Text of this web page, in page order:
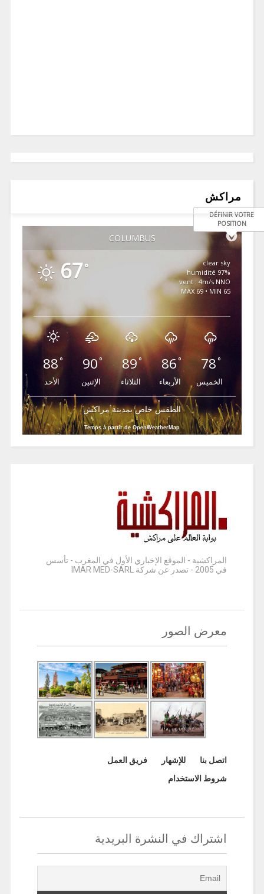
مراكش
COLUMBUS
DÉFINIR VOTRE
POSITION
67 °
clear sky
97% humidité
vent : 4m/s NNO
MAX 69 • MIN 65
88°
الأحد
90°
الإثنين
89°
الثلاثاء
86°
الأربعاء
78°
الخميس
الطقس خاص بمدينة مراكش
Temps à partir de OpenWeatherMap
المراكشية - الموقع الإخباري الأول في المغرب - تأسس
في 2005 - تصدر عن شركة IMAR MED-SARL
معرض الصور
اتصل بنا للإشهار
فريق العمل
شروط الاستخدام
اشتراك في النشرة البريدية